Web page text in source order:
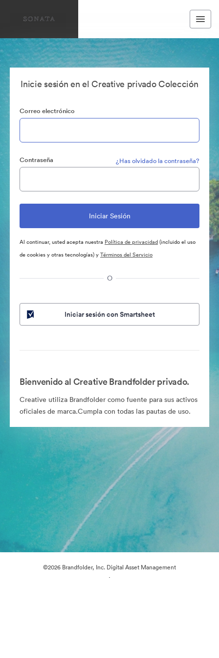
Inicie sesión en el Creative privado Colección
Correo electrónico
Contraseña ¿Has olvidado la contraseña?
Al continuar, usted acepta nuestra Política de privacidad(incluido el uso
de cookies y otras tecnologías) yTérminos del Servicio
O
Iniciar sesión con Smartsheet
Bienvenido al Creative Brandfolder privado.
Creative utiliza Brandfolder como fuente para sus activos
oficiales de marca.Cumpla con todas las pautas de uso.
©2026 Brandfolder, Inc. Digital Asset Management
·